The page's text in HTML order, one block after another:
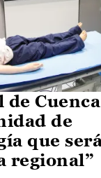
de
de
que
regional”